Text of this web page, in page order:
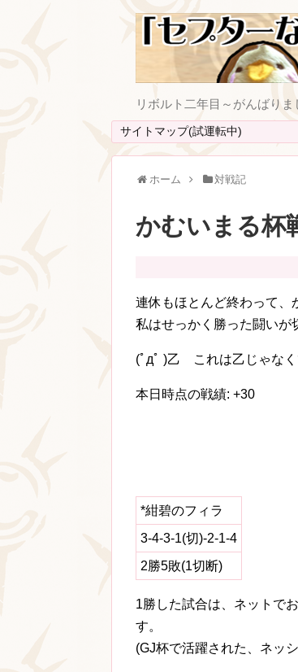
リボルト二年目～がんばり
サイトマップ(試運転中)
ホーム 対戦記
かむいまる杯
連休もほとんど終わって、
私はせっかく勝った闘いが
(ﾟдﾟ )乙 これは乙じゃな
本日時点の戦績: +30
*紺碧のフィラ
3-4-3-1(切)-2-1-4
2勝5敗(1切断)
1勝した試合は、ネットで
す。
(GJ杯で活躍された、ネッ